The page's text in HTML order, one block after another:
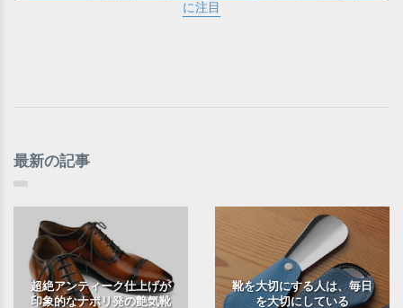
に注目
最新の記事
超絶アンティーク仕上げが
印象的なナポリ発の艶気靴
靴を大切にする人は、毎日
を大切にしている